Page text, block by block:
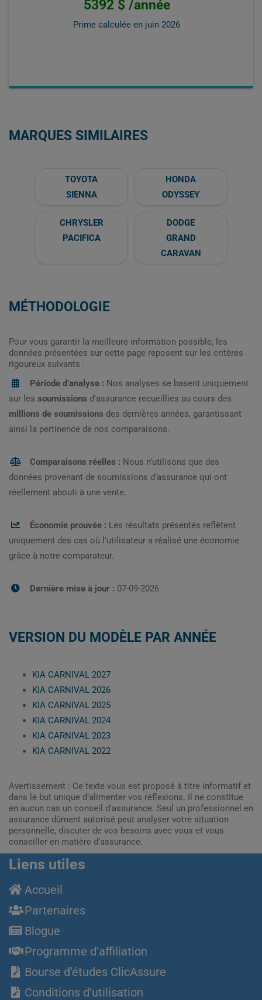
5392 $ /année
Prime calculée en juin 2026
MARQUES SIMILAIRES
TOYOTA
SIENNA
HONDA
ODYSSEY
CHRYSLER
PACIFICA
DODGE
GRAND
CARAVAN
MÉTHODOLOGIE
Pour vous garantir la meilleure information possible, les
données présentées sur cette page reposent sur les critères
rigoureux suivants :
Période d’analyse : Nos analyses se basent uniquement
sur les soumissions d’assurance recueillies au cours des
millions de soumissions des dernières années, garantissant
ainsi la pertinence de nos comparaisons.
Comparaisons réelles : Nous n’utilisons que des
données provenant de soumissions d’assurance qui ont
réellement abouti à une vente.
Économie prouvée : Les résultats présentés reflètent
uniquement des cas où l’utilisateur a réalisé une économie
grâce à notre comparateur.
Dernière mise à jour : 07-09-2026
VERSION DU MODÈLE PAR ANNÉE
KIA CARNIVAL 2027
KIA CARNIVAL 2026
KIA CARNIVAL 2025
KIA CARNIVAL 2024
KIA CARNIVAL 2023
KIA CARNIVAL 2022
Avertissement : Ce texte vous est proposé à titre informatif et
dans le but unique d’alimenter vos réflexions. Il ne constitue
en aucun cas un conseil d'assurance. Seul un professionnel en
assurance dûment autorisé peut analyser votre situation
personnelle, discuter de vos besoins avec vous et vous
conseiller en matière d’assurance.
Liens utiles
Accueil
Partenaires
Blogue
Programme d'affiliation
Bourse d’études ClicAssure
Conditions d'utilisation